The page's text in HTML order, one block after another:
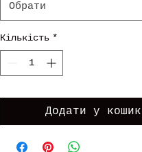
Обрати
Кількість *
Додати у кошик